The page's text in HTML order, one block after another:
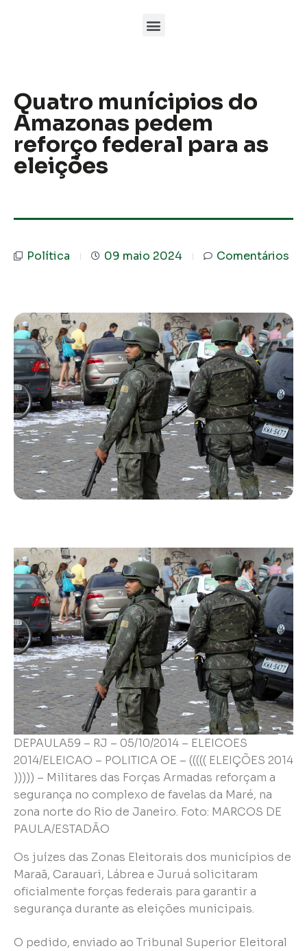
Quatro munícipios do
Amazonas pedem
reforço federal para as
eleições
Política 09 maio 2024 Comentários
DEPAULA59 – RJ – 05/10/2014 – ELEICOES
2014/ELEICAO – POLITICA OE – ((((( ELEIÇÕES 2014
))))) – Militares das Forças Armadas reforçam a
segurança no complexo de favelas da Maré, na
zona norte do Rio de Janeiro. Foto: MARCOS DE
PAULA/ESTADÃO
Os juízes das Zonas Eleitorais dos municípios de
Maraã, Carauari, Lábrea e Juruá solicitaram
oficialmente forças federais para garantir a
segurança durante as eleições municipais.
O pedido, enviado ao Tribunal Superior Eleitoral